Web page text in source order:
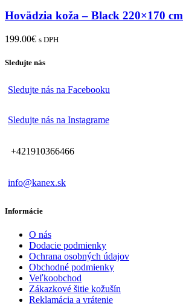
Hovädzia koža – Black 220×170 cm
199.00€ s DPH
Sledujte nás
Sledujte nás na Facebooku
Sledujte nás na Instagrame
+421910366466
info@kanex.sk
Informácie
O nás
Dodacie podmienky
Ochrana osobných údajov
Obchodné podmienky
Veľkoobchod
Zákazkové šitie kožušín
Reklamácia a vrátenie